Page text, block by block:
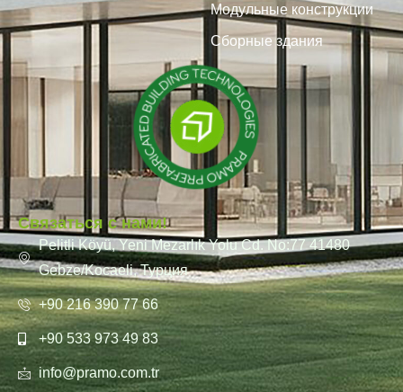
Модульные конструкции
Сборные здания
Связаться с нами!
Pelitli Köyü, Yeni Mezarlık Yolu Cd. No:77 41480
Gebze/Kocaeli, Турция
+90 216 390 77 66
+90 533 973 49 83
info@pramo.com.tr